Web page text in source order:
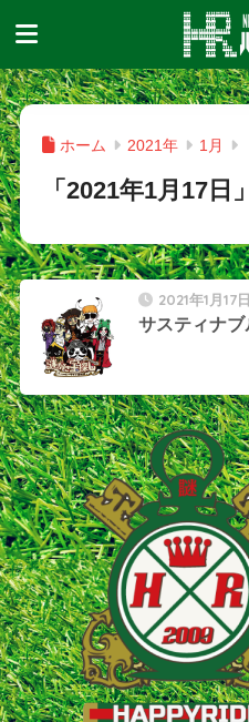
ホーム 2021年 1月
「2021年1月17日
2021年1月17日
サスティナブ